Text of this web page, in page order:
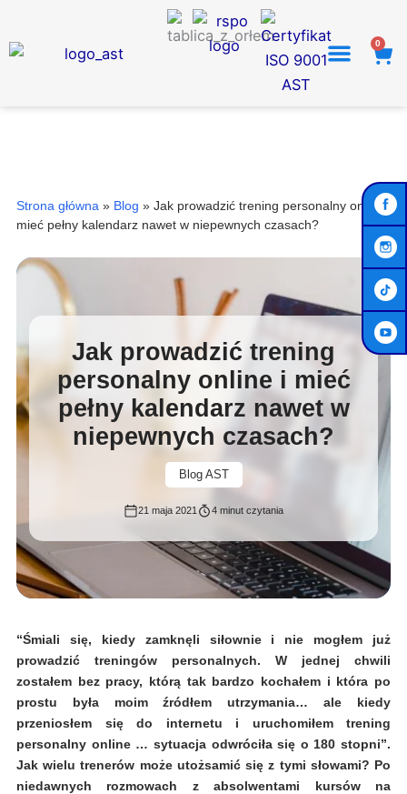
treści
0
Strona główna » Blog » Jak prowadzić trening personalny online i
mieć pełny kalendarz nawet w niepewnych czasach?
Jak prowadzić trening
personalny online i mieć
pełny kalendarz nawet w
niepewnych czasach?
Blog AST
21 maja 2021 4 minut czytania
“Śmiali się, kiedy zamknęli siłownie i nie mogłem już
prowadzić treningów personalnych. W jednej chwili
zostałem bez pracy, którą tak bardzo kochałem i która po
prostu była moim źródłem utrzymania… ale kiedy
przeniosłem się do internetu i uruchomiłem trening
personalny online … sytuacja odwróciła się o 180 stopni”.
Jak wielu trenerów może utożsamić się z tymi słowami? Po
niedawnych rozmowach z absolwentami kursów na